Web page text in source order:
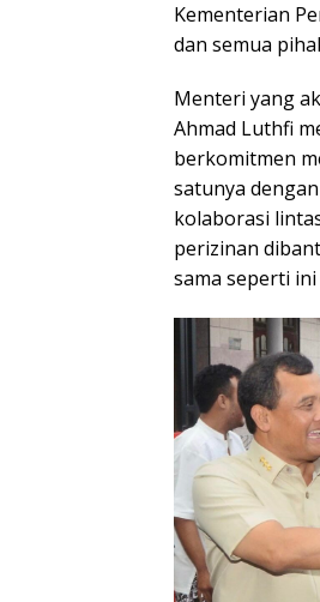
Kementerian
dan semua
Menteri yang
Ahmad Luthfi
berkomitmen
satunya
kolaborasi
perizinan
sama seperti